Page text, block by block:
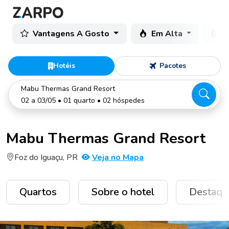
Vantagens A Gosto Em Alta
Hotéis Pacotes
Mabu Thermas Grand Resort
02 a 03/05 • 01 quarto • 02 hóspedes
Mabu Thermas Grand Resort
Foz do Iguaçu, PR Veja no Mapa
Quartos Sobre o hotel